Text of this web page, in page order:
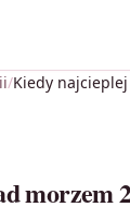
/Kiedy
morzem